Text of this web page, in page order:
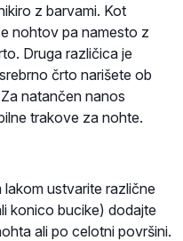
z barvami. Kot
nohtov pa namesto z
Druga različica je
črto narišete ob
natančen nanos
trakove za nohte.
lakom ustvarite različne
konico bucike) dodajte
ali po celotni površini.